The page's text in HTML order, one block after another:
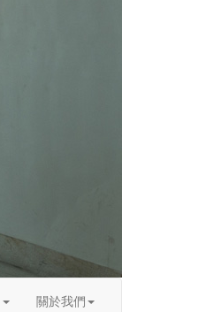
關於我們